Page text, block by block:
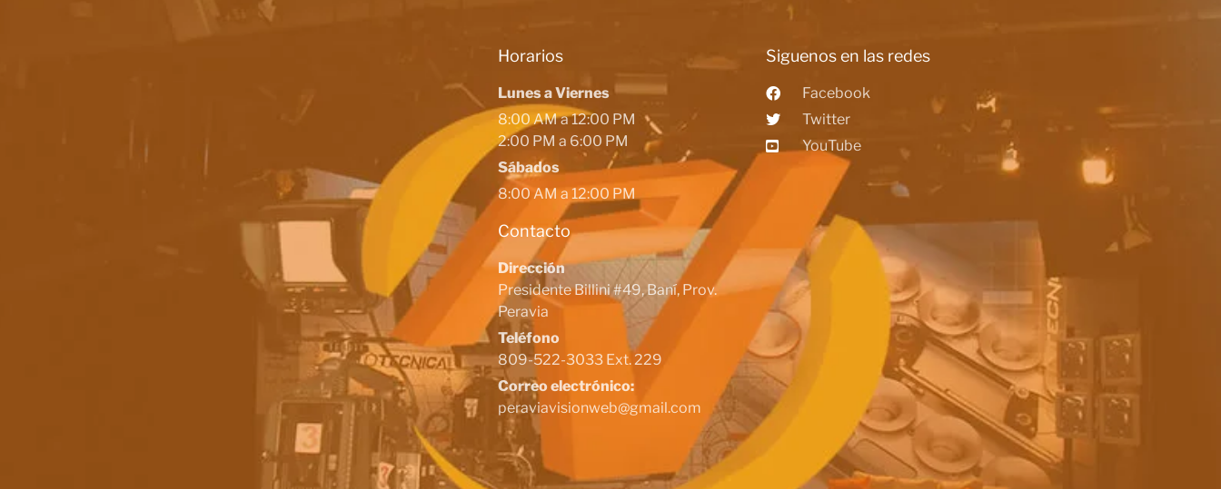
Horarios
Lunes a Viernes
8:00 AM a 12:00 PM
2:00 PM a 6:00 PM
Sábados
8:00 AM a 12:00 PM
Contacto
Dirección
Presidente Billini #49, Baní, Prov.
Peravia
Teléfono
809-522-3033 Ext. 229
Correo electrónico:
peraviavisionweb@gmail.com
Siguenos en las redes
Facebook
Twitter
YouTube